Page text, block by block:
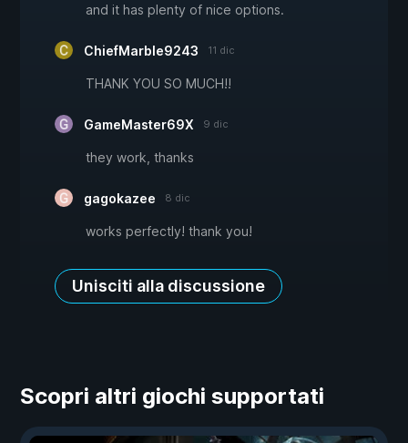
and it has plenty of nice options.
ChiefMarble9243 11 dic
THANK YOU SO MUCH!!
GameMaster69X 9 dic
they work, thanks
gagokazee 8 dic
works perfectly! thank you!
Unisciti alla discussione
Scopri altri giochi supportati